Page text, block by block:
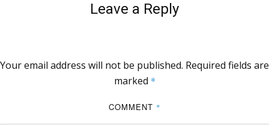
Leave a Reply
Your email address will not be published. Required fields are
marked *
COMMENT *